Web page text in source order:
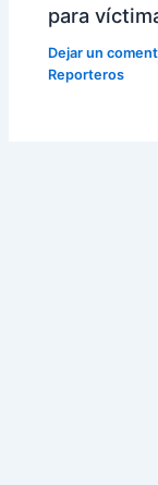
para
Dejar un
Reporteros